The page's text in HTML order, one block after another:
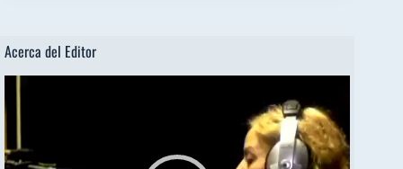
Acerca del Editor
de
vídeo